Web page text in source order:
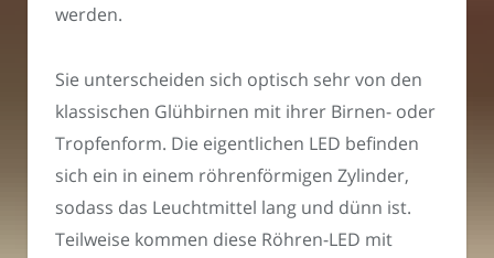
werden.
Sie unterscheiden sich optisch sehr von den
klassischen Glühbirnen mit ihrer Birnen- oder
Tropfenform. Die eigentlichen LED befinden
sich ein in einem röhrenförmigen Zylinder,
sodass das Leuchtmittel lang und dünn ist.
Teilweise kommen diese Röhren-LED mit